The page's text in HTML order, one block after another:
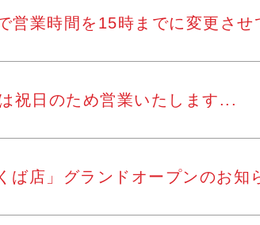
営業時間を15時までに変更させ
祝日のため営業いたします...
ば店」グランドオープンのお知